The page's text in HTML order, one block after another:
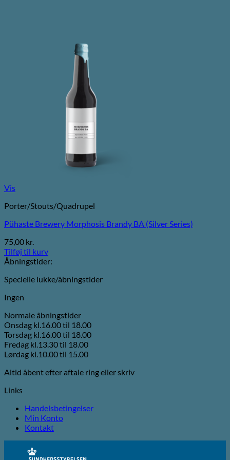
Vis
Porter/Stouts/Quadrupel
Pühaste Brewery Morphosis Brandy BA (Silver Series)
75,00 kr.
Tilføj til kurv
Åbningstider:
Specielle lukke/åbningstider
Ingen
Normale åbningstider
Onsdag kl.16.00 til 18.00
Torsdag kl.16.00 til 18.00
Fredag kl.13.30 til 18.00
Lørdag kl.10.00 til 15.00
Altid åbent efter aftale ring eller skriv
Links
Handelsbetingelser
Min Konto
Kontakt